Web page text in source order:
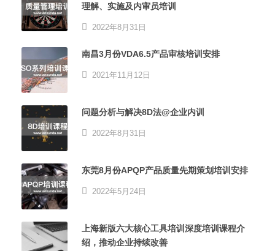
理解、实施及内审员培训
2022年8月31日
南昌3月份VDA6.5产品审核培训安排
2021年11月12日
问题分析与解决8D法@企业内训
2022年8月31日
东莞8月份APQP产品质量先期策划培训安排
2022年5月24日
上海新版六大核心工具培训深度培训课程介
绍，推动企业持续改善